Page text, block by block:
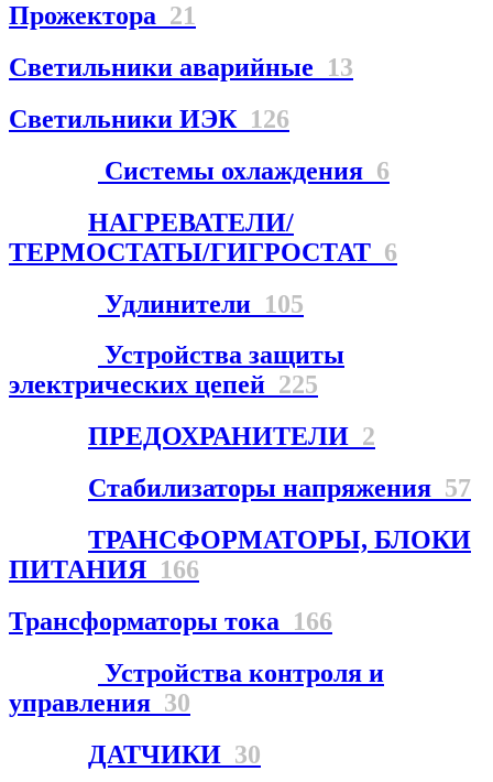
Прожектора 21
Светильники аварийные 13
Светильники ИЭК 126
Системы охлаждения 6
НАГРЕВАТЕЛИ/
ТЕРМОСТАТЫ/ГИГРОСТАТ 6
Удлинители 105
Устройства защиты
электрических цепей 225
ПРЕДОХРАНИТЕЛИ 2
Стабилизаторы напряжения 57
ТРАНСФОРМАТОРЫ, БЛОКИ
ПИТАНИЯ 166
Трансформаторы тока 166
Устройства контроля и
управления 30
ДАТЧИКИ 30